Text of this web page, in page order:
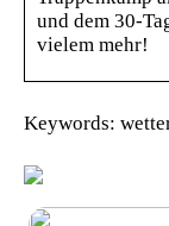
und dem 30-
vielem mehr!
Keywords: